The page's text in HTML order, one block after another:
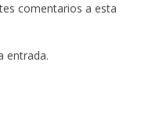
comentarios a esta
entrada.